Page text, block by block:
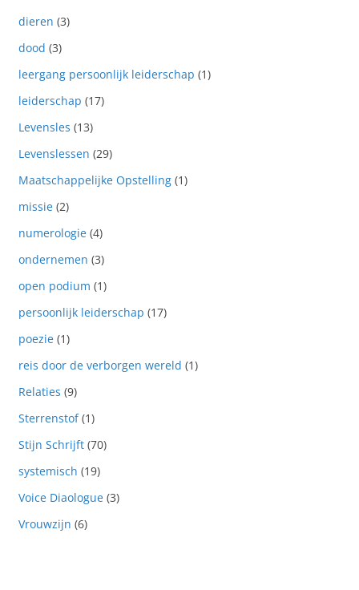
dieren (3)
dood (3)
leergang persoonlijk leiderschap (1)
leiderschap (17)
Levensles (13)
Levenslessen (29)
Maatschappelijke Opstelling(1)
missie(2)
numerologie(4)
ondernemen (3)
open podium (1)
persoonlijk leiderschap (17)
poezie(1)
reis door de verborgen wereld (1)
Relaties (9)
Sterrenstof(1)
Stijn Schrijft(70)
systemisch (19)
Voice Diaologue(3)
Vrouwzijn (6)